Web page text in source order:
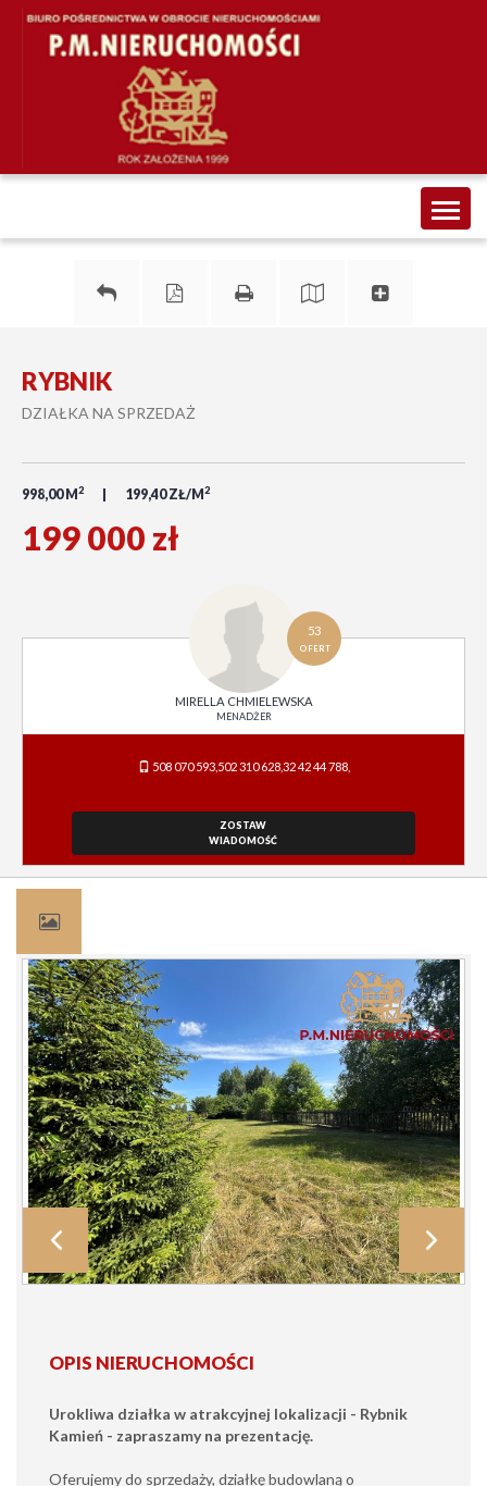
RYBNIK
DZIAŁKA NA SPRZEDAŻ
998,00 M 2 199,40 ZŁ/M 2
199 000 zł
53
OFERT
MIRELLA CHMIELEWSKA
MENADŻER
508 070 593,502 310 628,32 42 44 788,
ZOSTAW
WIADOMOŚĆ
OPIS NIERUCHOMOŚCI
Urokliwa działka w atrakcyjnej lokalizacji - Rybnik
Kamień - zapraszamy na prezentację.
Oferujemy do sprzedaży, działkę budowlaną o